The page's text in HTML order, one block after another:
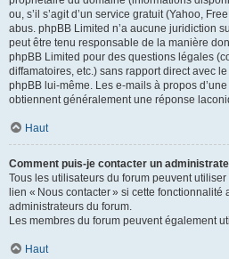
ou, s’il s’agit d’un service gratuit (Yahoo,
abus. phpBB Limited n’a aucune juridiction
peut être tenu responsable de la manière
phpBB Limited pour des questions légales
diffamatoires, etc.) sans rapport direct avec
phpBB lui-même. Les e-mails à propos
obtiennent généralement une réponse
Haut
Comment puis-je contacter un
Tous les utilisateurs du forum peuvent
lien « Nous contacter » si cette fonctionnalité
administrateurs du forum.
Les membres du forum peuvent également
Haut